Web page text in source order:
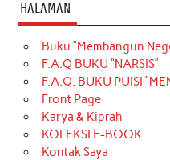
HALAMAN
Buku “Membangun
F.A.Q BUKU “NARSIS”
F.A.Q. BUKU PUISI
Front Page
Karya & Kiprah
KOLEKSI E-BOOK
Kontak Saya